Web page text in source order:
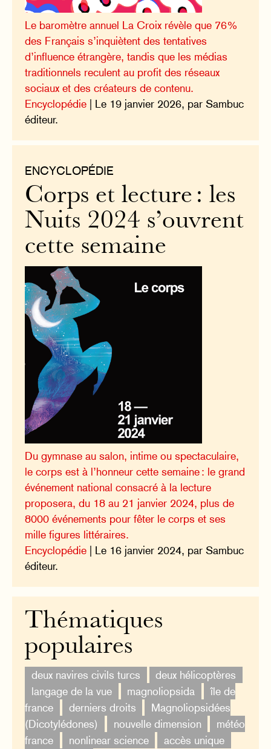
Le baromètre annuel La Croix révèle que 76%
des Français s’inquiètent des tentatives
d’influence étrangère, tandis que les médias
traditionnels reculent au profit des réseaux
sociaux et des créateurs de contenu.
Encyclopédie | Le 19 janvier 2026, par Sambuc
éditeur.
ENCYCLOPÉDIE
Corps et lecture : les
Nuits 2024 s’ouvrent
cette semaine
Du gymnase au salon, intime ou spectaculaire,
le corps est à l’honneur cette semaine : le grand
événement national consacré à la lecture
proposera, du 18 au 21 janvier 2024, plus de
8000 événements pour fêter le corps et ses
mille figures littéraires.
Encyclopédie | Le 16 janvier 2024, par Sambuc
éditeur.
Thématiques
populaires
deux navires civils turcs
deux hélicoptères
langage de la vue
magnoliopsida
île de
france
derniers droits
Magnoliopsidées
(Dicotylédones)
nouvelle dimension
météo
france
nonlinear science
accès unique